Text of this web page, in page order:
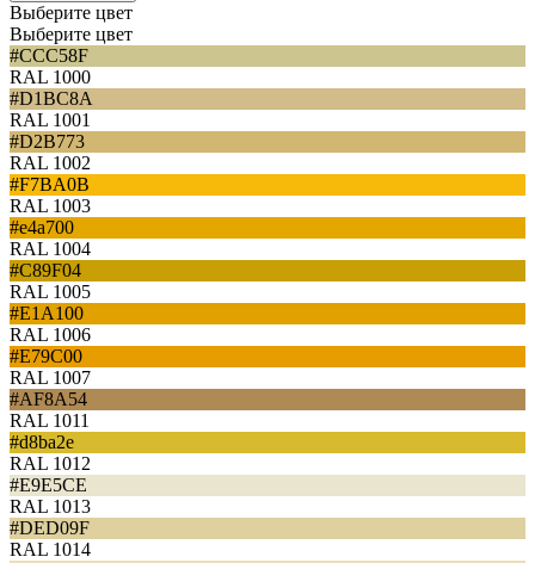
Выберите цвет
Выберите цвет
#CCC58F
RAL 1000
#D1BC8A
RAL 1001
#D2B773
RAL 1002
#F7BA0B
RAL 1003
#e4a700
RAL 1004
#C89F04
RAL 1005
#E1A100
RAL 1006
#E79C00
RAL 1007
#AF8A54
RAL 1011
#d8ba2e
RAL 1012
#E9E5CE
RAL 1013
#DED09F
RAL 1014